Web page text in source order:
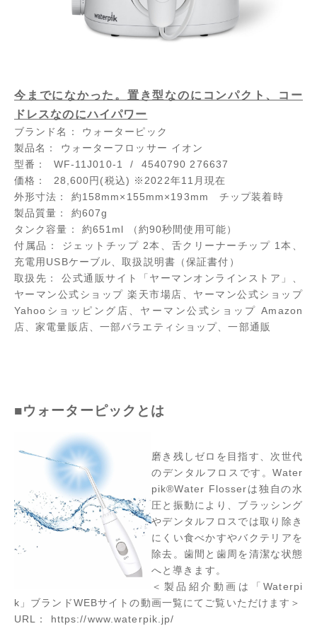
今までになかった。置き型なのにコンパクト、コー
ドレスなのにハイパワー
ブランド名： ウォーターピック
製品名： ウォーターフロッサー イオン
型番： WF-11J010-1 / 4540790 276637
価格： 28,600円(税込) ※2022年11月現在
外形寸法： 約158mm×155mm×193mm チップ装着時
製品質量： 約607g
タンク容量： 約651ml （約90秒間使用可能）
付属品： ジェットチップ 2本、舌クリーナーチップ 1本、
充電用USBケーブル、取扱説明書（保証書付）
取扱先： 公式通販サイト「ヤーマンオンラインストア」、
ヤーマン公式ショップ 楽天市場店、ヤーマン公式ショップ
Yahooショッピング店、ヤーマン公式ショップ Amazon
店、家電量販店、一部バラエティショップ、一部通販
■ウォーターピックとは
磨き残しゼロを目指す、次世代
のデンタルフロスです。Water
pik®Water Flosserは独自の水
圧と振動により、ブラッシング
やデンタルフロスでは取り除き
にくい食べかすやバクテリアを
除去。歯間と歯周を清潔な状態
へと導きます。
＜製品紹介動画は「Waterpi
k」ブランドWEBサイトの動画一覧にてご覧いただけます＞
URL： https://www.waterpik.jp/